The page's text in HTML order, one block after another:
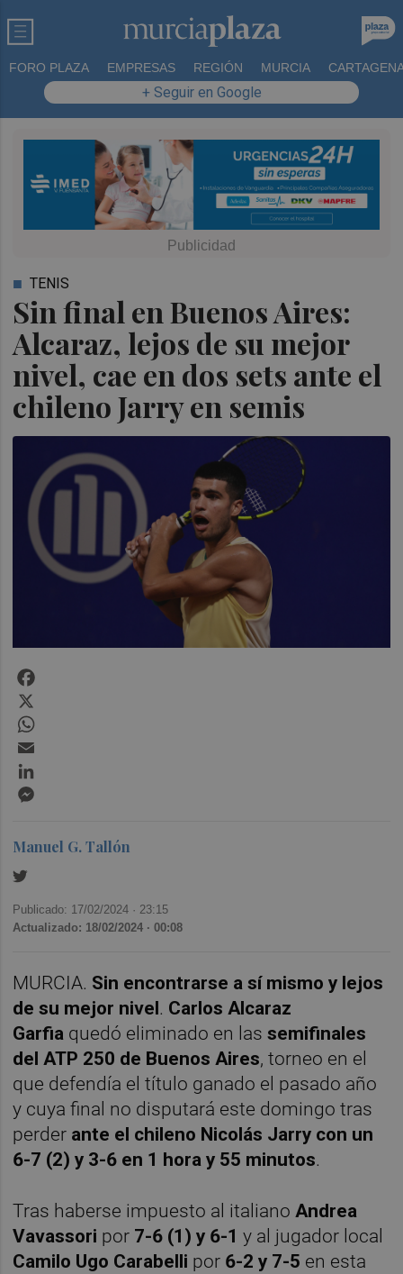
FORO PLAZA EMPRESAS REGIÓN MURCIA
+ Seguir en Google
Sin final en Buenos Aires:
Alcaraz, lejos de su mejor
nivel, cae en dos sets ante el
chileno Jarry en semis
TENIS
Manuel G. Tallón
Publicado: 17/02/2024 · 23:15
Actualizado: 18/02/2024 · 00:08
MURCIA. Sin encontrarse a sí mismo y lejos
de su mejor nivel. Carlos Alcaraz
Garfia quedó eliminado en lassemifinales
del ATP 250 de Buenos Aires, torneo en el
que defendía el título ganado el pasado año
y cuya final no disputará este domingo tras
perder ante el chileno Nicolás Jarry con un
6-7 (2) y 3-6 en 1 hora y 55 minutos.
Tras haberse impuesto al italianoAndrea
Vavassori por 7-6 (1) y 6-1 y al jugador local
Camilo Ugo Carabelli por 6-2 y 7-5 en esta